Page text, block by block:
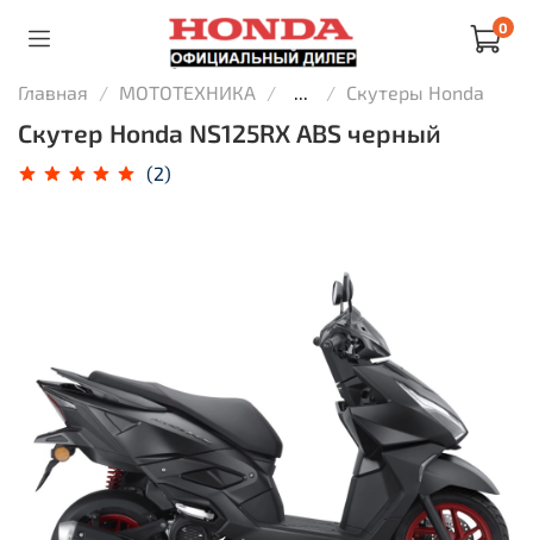
0
Главная МОТОТЕХНИКА ... Скутеры Honda
Скутер Honda NS125RX ABS черный
(2)